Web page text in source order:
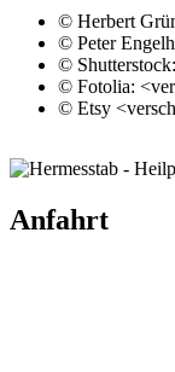
© Herbert
© Peter
©
© Fotolia:
© Etsy
Anfahrt